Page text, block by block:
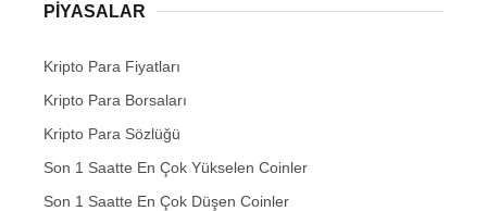
PIYASALAR
Kripto Para Fiyatları
Kripto Para Borsaları
Kripto Para Sözlüğü
Son 1 Saatte En Çok Yükselen Coinler
Son 1 Saatte En Çok Düşen Coinler